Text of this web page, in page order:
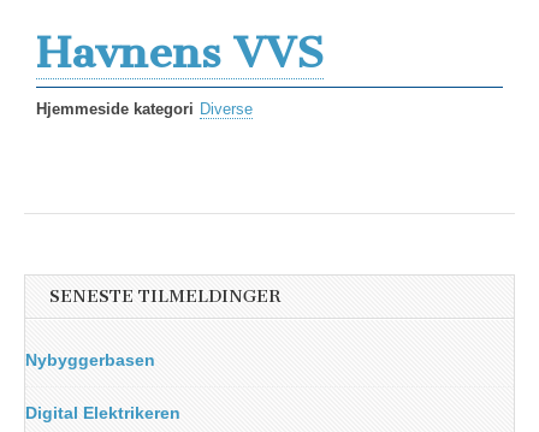
Havnens VVS
Hjemmeside kategori Diverse
SENESTE TILMELDINGER
Nybyggerbasen
Digital Elektrikeren